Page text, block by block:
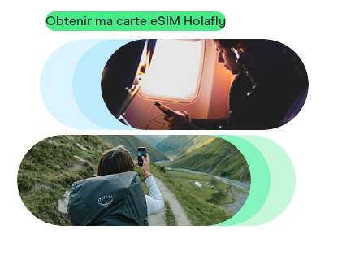
Obtenir ma carte eSIM Holafly